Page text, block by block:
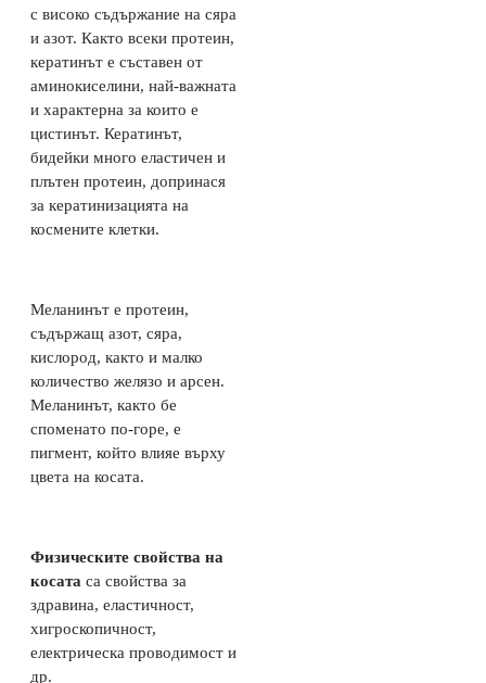
с високо съдържание на сяра
и азот. Както всеки протеин,
кератинът е съставен от
аминокиселини, най-важната
и характерна за които е
цистинът. Кератинът,
бидейки много еластичен и
плътен протеин, допринася
за кератинизацията на
космените клетки.
Меланинът е протеин,
съдържащ азот, сяра,
кислород, както и малко
количество желязо и арсен.
Меланинът, както бе
споменато по-горе, е
пигмент, който влияе върху
цвета на косата.
Физическите свойства на
косата са свойства за
здравина, еластичност,
хигроскопичност,
електрическа проводимост и
др.